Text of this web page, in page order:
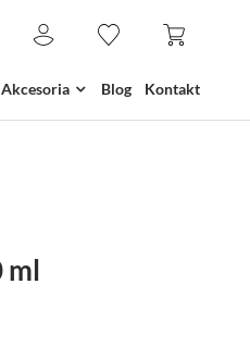
Akcesoria Blog Kontakt
ml